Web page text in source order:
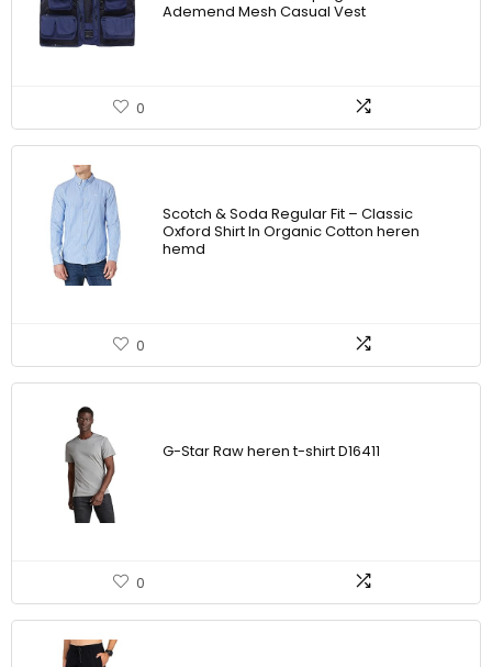
Ademend Mesh Casual Vest
0
Scotch & Soda Regular Fit – Classic
Oxford Shirt In Organic Cotton heren
hemd
0
G-Star Raw heren t-shirt D16411
0